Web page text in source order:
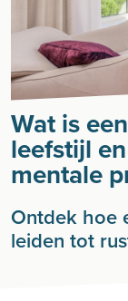
Wat is
leefstijl
mentale
Ontdek hoe
leiden tot